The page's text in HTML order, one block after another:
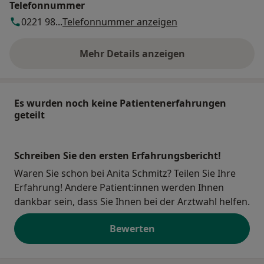
Telefonnummer
0221 98...Telefonnummer anzeigen
Mehr Details anzeigen
über die Adresse
Es wurden noch keine Patientenerfahrungen
geteilt
Schreiben Sie den ersten Erfahrungsbericht!
Waren Sie schon bei Anita Schmitz? Teilen Sie Ihre
Erfahrung! Andere Patient:innen werden Ihnen
dankbar sein, dass Sie Ihnen bei der Arztwahl helfen.
Bewerten